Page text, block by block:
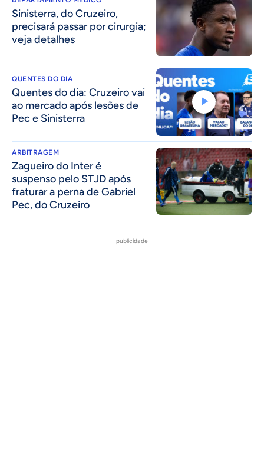
Sinisterra, do Cruzeiro,
precisará passar por cirurgia;
veja detalhes
QUENTES DO DIA
Quentes do dia: Cruzeiro vai
ao mercado após lesões de
Pec e Sinisterra
ARBITRAGEM
Zagueiro do Inter é
suspenso pelo STJD após
fraturar a perna de Gabriel
Pec, do Cruzeiro
publicidade